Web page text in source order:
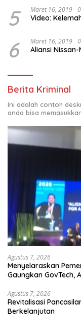
5 Maret 16, 2019
Video:
6 Maret 16, 2019
Aliansi
Berita Kriminal
Ini adalah contoh
anda bisa
Agustus 7, 2026
Menyelaraskan
Gaungkan GovTech,
Agustus 7, 2026
Revitalisasi
Berkelanjutan